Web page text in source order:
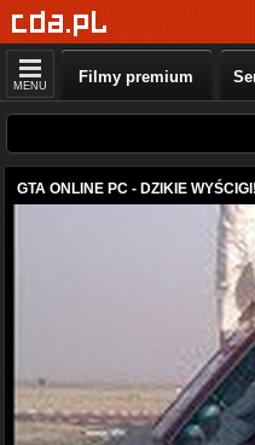
MENU Filmy premium
GTA ONLINE PC - DZIKIE